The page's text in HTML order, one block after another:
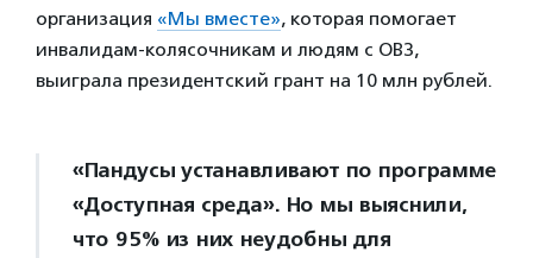
организация «Мы вместе», которая помогает
инвалидам-колясочникам и людям с ОВЗ,
выиграла президентский грант на 10 млн рублей.
«Пандусы устанавливают по программе
«Доступная среда». Но мы выяснили,
что 95% из них неудобны для